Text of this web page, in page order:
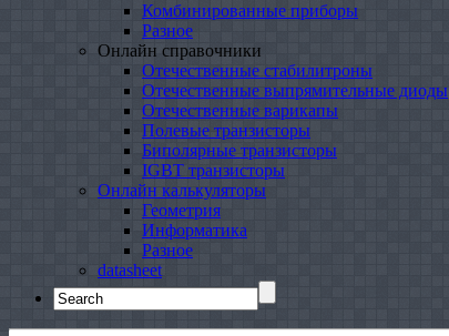
Комбинированные приборы
Разное
Онлайн справочники
Отечественные стабилитроны
Отечественные выпрямительные диоды
Отечественные варикапы
Полевые транзисторы
Биполярные транзисторы
IGBT транзисторы
Онлайн калькуляторы
Геометрия
Информатика
Разное
datasheet
Search
for: